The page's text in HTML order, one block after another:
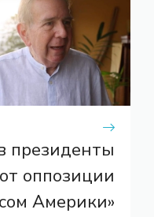
президенты
оппозиции
Америки»